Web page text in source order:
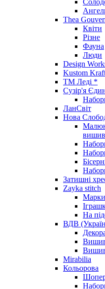
Thea
Квіти
Різне
Фауна
Люди
Design
Kustom
ТМ Леді *
Сузір'я
ЛанСвіт
Нова
Затишні
Zayka stitch
Марки
На
ВДВ
Mirabilia
Кольорова